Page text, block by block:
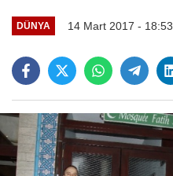
DÜNYA 14 Mart 2017 - 18:53